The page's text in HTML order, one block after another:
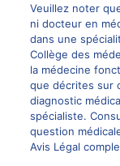
Veuillez noter
ni docteur en
dans une
Collège des
la médecine
que décrites sur
diagnostic
spécialiste.
question
Avis Légal